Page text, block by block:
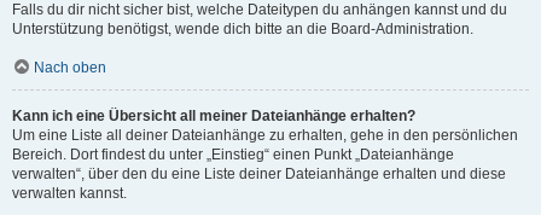
Falls du dir nicht sicher bist, welche Dateitypen du anhängen kannst und du
Unterstützung benötigst, wende dich bitte an die Board-Administration.
Nach oben
Kann ich eine Übersicht all meiner Dateianhänge erhalten?
Um eine Liste all deiner Dateianhänge zu erhalten, gehe in den persönlichen
Bereich. Dort findest du unter „Einstieg“ einen Punkt „Dateianhänge
verwalten“, über den du eine Liste deiner Dateianhänge erhalten und diese
verwalten kannst.